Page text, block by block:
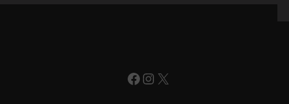
Facebook
Instagram
X